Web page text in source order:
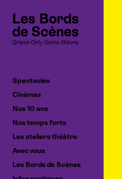
Spectacles
Cinémas
Nos 10 ans
Nos temps forts
Les ateliers théâtre
Avec vous
Les Bords de Scènes